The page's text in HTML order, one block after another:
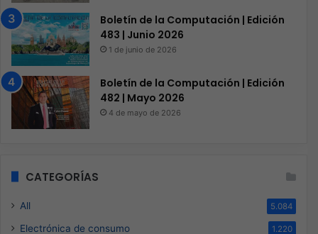
Boletín de la Computación | Edición
483 | Junio 2026
1 de junio de 2026
Boletín de la Computación | Edición
482 | Mayo 2026
4 de mayo de 2026
CATEGORÍAS
All 5.084
Electrónica de consumo 1.220